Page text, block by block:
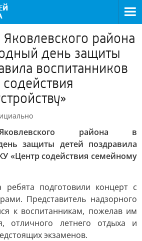
района
день защиты
воспитанников
района в
защиты детей поздравила
«Центр содействия семейному
ребята подготовили концерт с
Представитель надзорного
к воспитанникам, пожелав им
отличного летнего отдыха и
экзаменов.